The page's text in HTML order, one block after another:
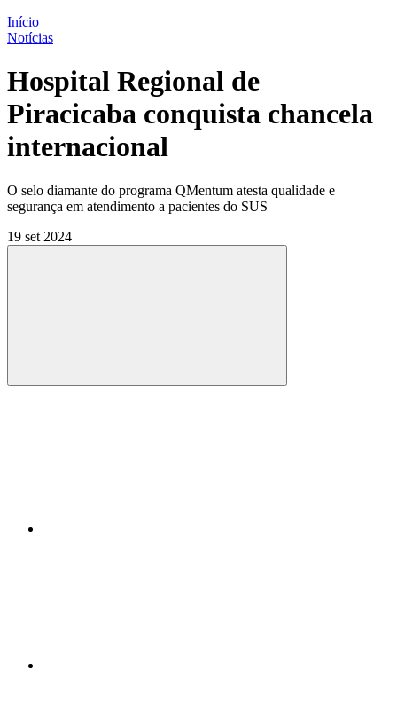
Início
Notícias
Hospital Regional de
Piracicaba conquista chancela
internacional
O selo diamante do programa QMentum atesta qualidade e
segurança em atendimento a pacientes do SUS
19 set 2024
Compartilhar